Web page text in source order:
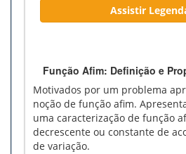
Assistir
Função Afim: Definição e
Motivados por um problema
noção de função afim.
uma caracterização de função
decrescente ou constante de
de variação.